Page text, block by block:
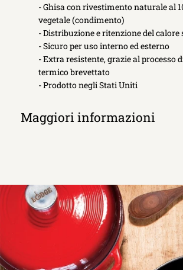
- Ghisa con rivestimento naturale al
vegetale (condimento)
- Distribuzione e ritenzione del calore
- Sicuro per uso interno ed esterno
- Extra resistente, grazie al processo
termico brevettato
- Prodotto negli Stati Uniti
Maggiori informazioni